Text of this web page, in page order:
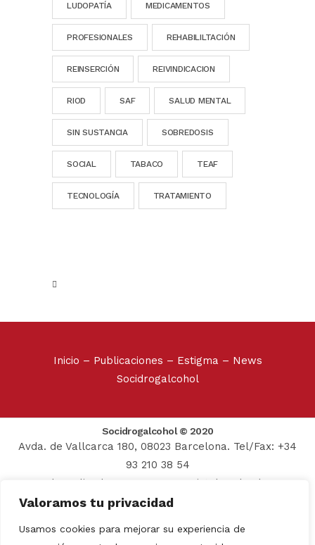
Valoramos tu privacidad
Usamos cookies para mejorar su experiencia de
LUDOPATÍA MEDICAMENTOS
PROFESIONALES REHABILILTACIÓN
REINSERCIÓN REIVINDICACION
RIOD SAF SALUD MENTAL
SIN SUSTANCIA SOBREDOSIS
SOCIAL TABACO TEAF
TECNOLOGÍA TRATAMIENTO
Inicio – Publicaciones – Estigma – News
Socidrogalcohol
Socidrogalcohol © 2020
Avda. de Vallcarca 180, 08023 Barcelona. Tel/Fax: +34
93 210 38 54
Web realizada por:
Grupo Prosistel Technology
Consulting
Aviso Legal–